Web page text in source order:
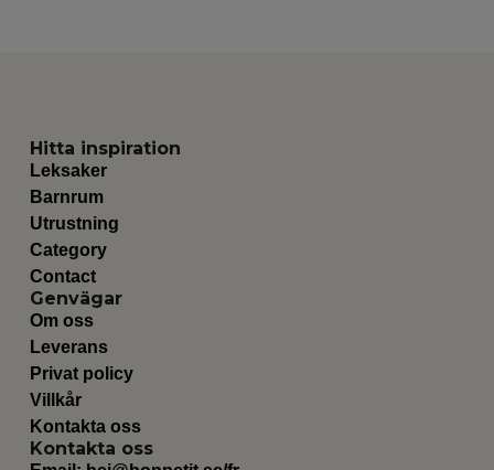
Hitta inspiration
Leksaker
Barnrum
Utrustning
Category
Contact
Genvägar
Om oss
Leverans
Privat policy
Villkår
Kontakta oss
Kontakta oss